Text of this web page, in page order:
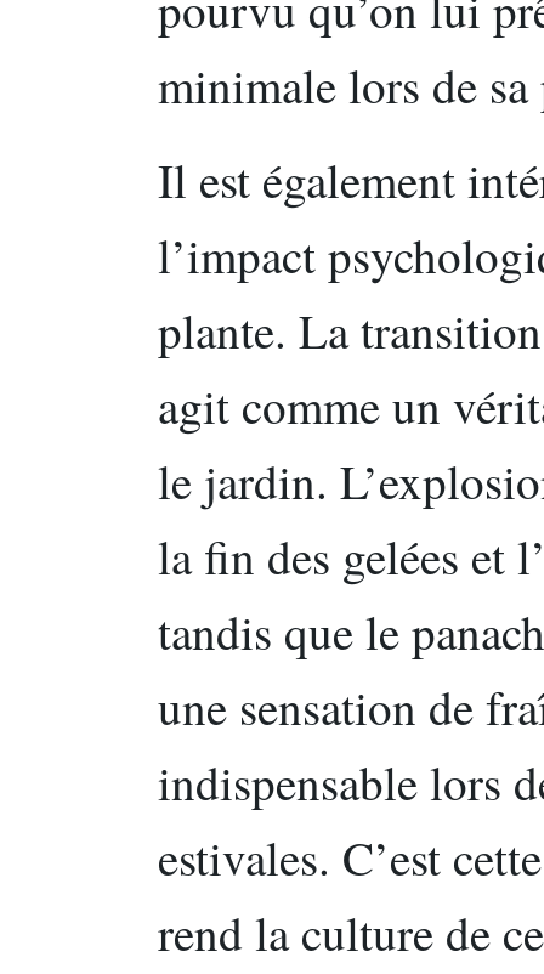
minimale lors de sa
Il est également
l’impact
plante. La
agit comme un
le jardin.
la fin des gelées et
tandis que le
une sensation de
indispensable lors
estivales. C’est
rend la culture de